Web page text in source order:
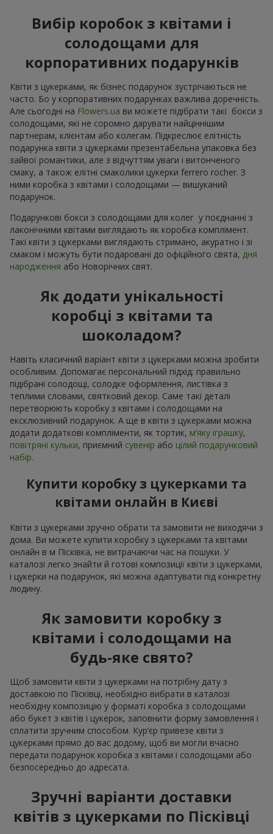
Вибір коробок з квітами і
солодощами для
корпоративних подарунків
Квіти з цукерками, як бізнес подарунок зустрічаються не
часто. Бо у корпоративних подарунках важлива доречність.
Але сьогодні на Flowers.ua ви можете підібрати такі бокси з
солодощами, які не соромно дарувати найціннішим
партнерам, клієнтам або колегам. Підкреслює елітність
подарунка квіти з цукерками презентабельна упаковка без
зайвої романтики, але з відчуттям уваги і витонченого
смаку, а також елітні смаколики цукерки ferrero rocher. З
ними коробка з квітами і солодощами — вишуканий
подарунок.
Подарункові бокси з солодощами для колег у поєднанні з
лаконічними квітами виглядають як коробка комплімент.
Такі квіти з цукерками виглядають стримано, акуратно і зі
смаком і можуть бути подаровані до офіційного свята, дня
народження або Новорічних свят.
Як додати унікальності
коробці з квітами та
шоколадом?
Навіть класичний варіант квіти з цукерками можна зробити
особливим. Допомагає персональний підхід: правильно
підібрані солодощі, солодке оформлення, листівка з
теплими словами, святковий декор. Саме такі деталі
перетворюють коробку з квітами і солодощами на
ексклюзивний подарунок. А ще в квіти з цукерками можна
додати додаткові компліменти, як тортик, м’яку іграшку,
повітряні кульки, приємний сувенір або цілий подарунковий
набір.
Купити коробку з цукерками та
квітами онлайн в Києві
Квіти з цукерками зручно обрати та замовити не виходячи з
дома. Ви можете купити коробку з цукерками та квітами
онлайн в м Пісківка, не витрачаючи час на пошуки. У
каталозі легко знайти й готові композиції квіти з цукерками,
і цукерки на подарунок, які можна адаптувати під конкретну
людину.
Як замовити коробку з
квітами і солодощами на
будь-яке свято?
Щоб замовити квіти з цукерками на потрібну дату з
доставкою по Пісківці, необхідно вибрати в каталозі
необхідну композицію у форматі коробка з солодощами
або букет з квітів і цукерок, заповнити форму замовлення і
сплатити зручним способом. Кур’єр привезе квіти з
цукерками прямо до вас додому, щоб ви могли вчасно
передати подарунок коробка з квітами і солодощами або
безпосередньо до адресата.
Зручні варіанти доставки
квітів з цукерками по Пісківці